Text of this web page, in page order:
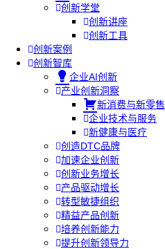
创新学堂
创新讲座
创新工具
创新案例
创新智库
企业AI创新
产业创新洞察
新消费与新零售
企业技术与服务
新健康与医疗
创造DTC品牌
加速企业创新
创新业务增长
产品驱动增长
转型敏捷组织
精益产品创新
培养创新能力
提升创新领导力